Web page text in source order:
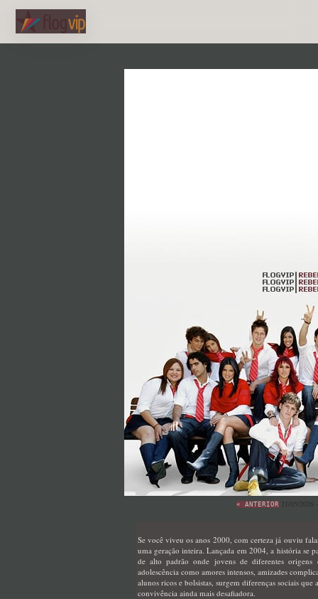
« ANTERIOR21/05/2026
Se você viveu os anos 2000, com certeza já ouviu
uma geração inteira. Lançada em 2004, a história se
de alto padrão onde jovens de diferentes
adolescência como amores intensos, amizades
alunos ricos e bolsistas, surgem diferenças sociais
convivência ainda mais desafiadora.